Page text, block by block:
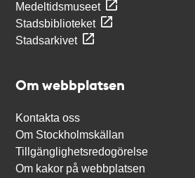
Medeltidsmuseet
Stadsbiblioteket
Stadsarkivet
Om webbplatsen
Kontakta oss
Om Stockholmskällan
Tillgänglighetsredogörelse
Om kakor på webbplatsen